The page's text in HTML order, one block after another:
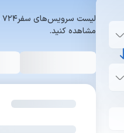
مشاهده کنید.